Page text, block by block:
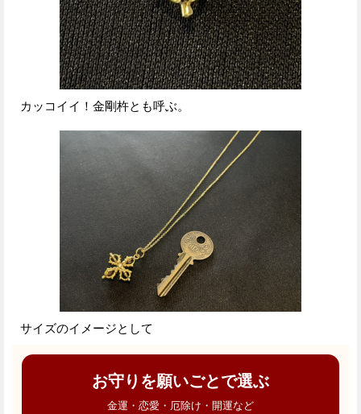
カッコイイ！金剛杵とも呼ぶ。
サイズのイメージとして
お守りを願いごとで選ぶ
金運・恋愛・厄除け・開運など